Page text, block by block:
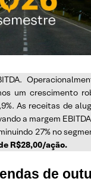
um crescimento
As receitas de
a margem
27% no
R$28,00/ação.
de